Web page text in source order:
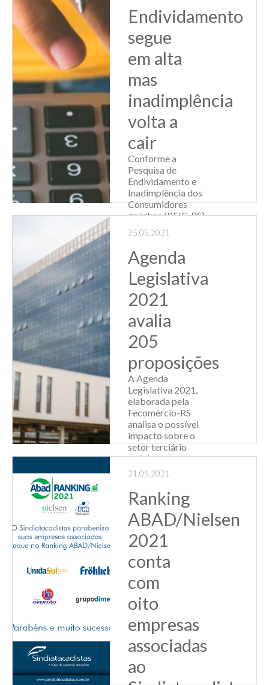
Comércio do
Estado do Rio
Grande do Sul –
SIVEVI. O
Sindiata...
Leia Mais
Endividamento
segue
em alta
mas
inadimplência
volta a
cair
Conforme a
Pesquisa de
Endividamento e
Inadimplência dos
Consumidores
gaúchos (PEIC-RS),
divulgada pela
Fecomércio-RS o
percentual de
famílias
endividadas no
mês de abril no Rio
Grande do Sul
registro...
Leia Mais
25.05.2021
Agenda
Legislativa
2021
avalia
205
proposições
A Agenda
Legislativa 2021,
elaborada pela
Fecomércio-RS
analisa o possível
impacto sobre o
setor terciário
gaúcho e o
desenvolvimento
Estado de nada
menos de 205
proposições que
tramitam ...
Leia Mais
21.05.2021
Ranking
ABAD/Nielsen
2021
conta
com
oito
empresas
associadas
ao